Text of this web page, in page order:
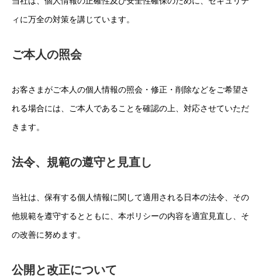
ィに万全の対策を講じています。
ご本人の照会
お客さまがご本人の個人情報の照会・修正・削除などをご希望さ
れる場合には、ご本人であることを確認の上、対応させていただ
きます。
法令、規範の遵守と見直し
当社は、保有する個人情報に関して適用される日本の法令、その
他規範を遵守するとともに、本ポリシーの内容を適宜見直し、そ
の改善に努めます。
公開と改正について